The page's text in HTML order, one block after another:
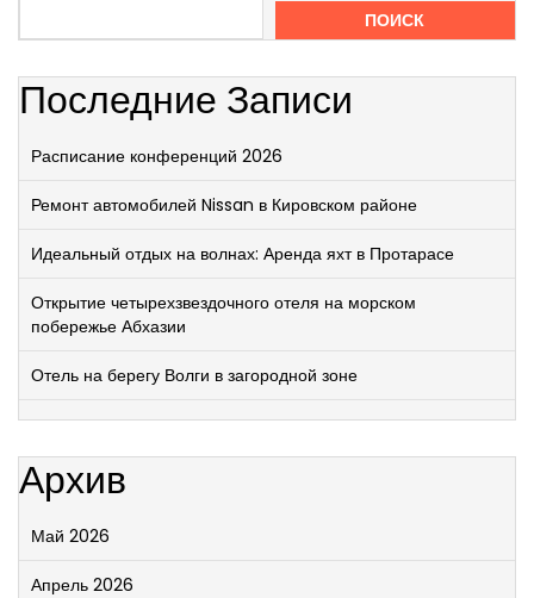
ПОИСК
Последние Записи
Расписание конференций 2026
Ремонт автомобилей Nissan в Кировском районе
Идеальный отдых на волнах: Аренда яхт в Протарасе
Открытие четырехзвездочного отеля на морском
побережье Абхазии
Отель на берегу Волги в загородной зоне
Архив
Май 2026
Апрель 2026